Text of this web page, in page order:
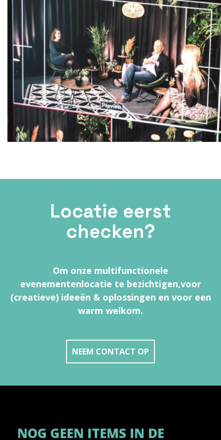
Locatie eerst
checken?
Om onze multifunctionele
evenementenlocatie te bezichtigen,voor
(creatieve) ideeën & oplossingen en voor een
warm welkom.
NEEM CONTACT OP
NOG GEEN ITEMS IN DE